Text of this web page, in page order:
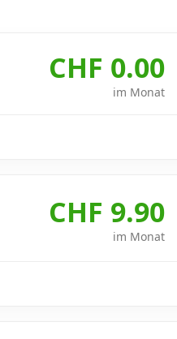
CHF 0.00
im Monat
CHF 9.90
im Monat